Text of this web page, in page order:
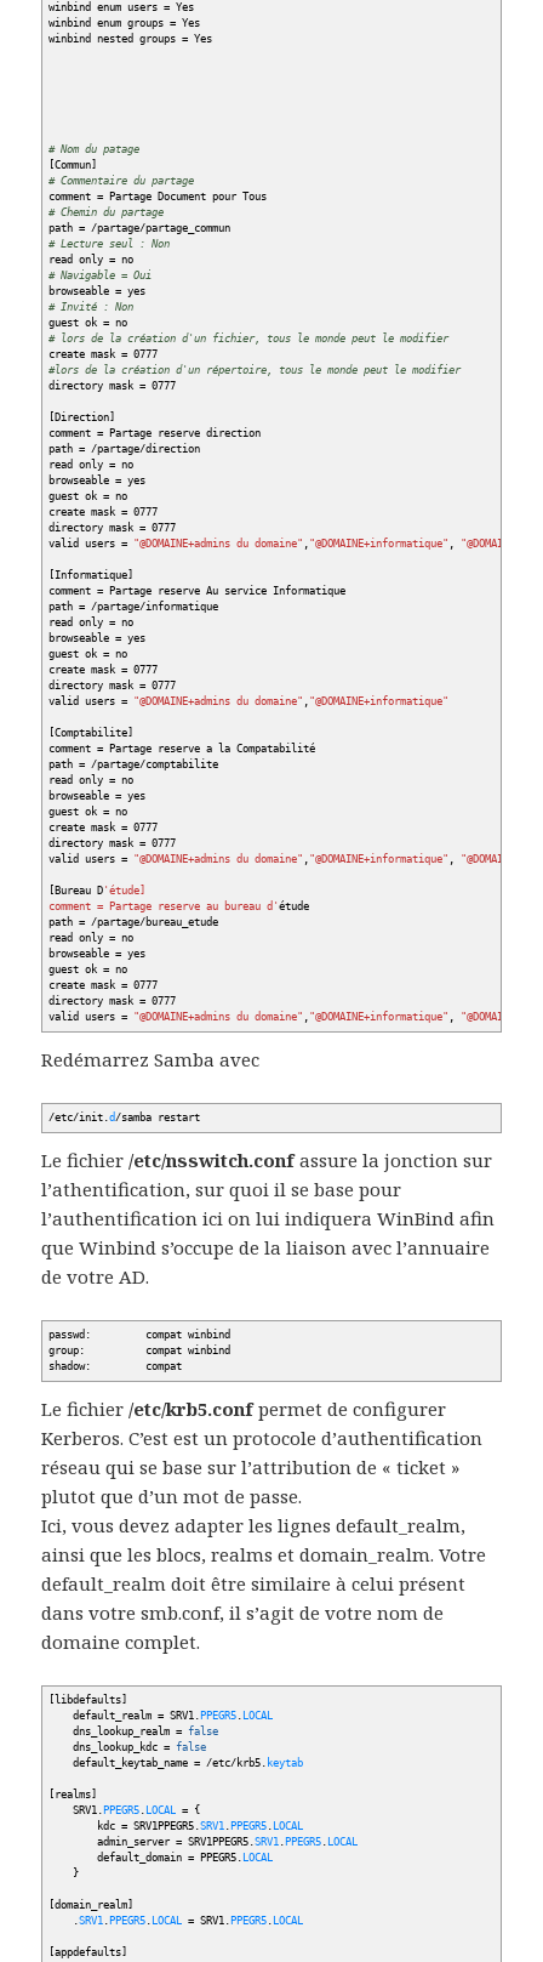
winbind enum users = Yes
winbind enum groups = Yes
winbind nested groups = Yes
# Nom du patage
[Commun]
# Commentaire du partage
comment = Partage Document pour Tous
# Chemin du partage
path =/partage/partage_commun
# Lecture seul : Non
read only = no
# Navigable = Oui
browseable = yes
# Invité : Non
guest ok = no
# lors de la création d'un fichier, tous le monde peut le modifier
create mask = 0777
#lors de la création d'un répertoire, tous le monde peut le modifier
directory mask = 0777
[ Direction]
comment = Partage reserve direction
path =/partage/direction
read only = no
browseable = yes
guest ok = no
create mask = 0777
directory mask = 0777
valid users = "@DOMAINE+admins du domaine" , "@DOMAINE+informatique" ,
[Informatique]
comment = Partage reserve Au service Informatique
path =/partage/informatique
read only = no
browseable = yes
guest ok = no
create mask = 0777
directory mask = 0777
valid users = "@DOMAINE+admins du domaine" , "@DOMAINE+informatique"
[Comptabilite]
comment = Partage reserve a la Compatabilité
path =/partage/comptabilite
read only = no
browseable = yes
guest ok = no
create mask = 0777
directory mask = 0777
valid users = "@DOMAINE+admins du domaine" , "@DOMAINE+informatique" ,
[ Bureau D 'étude]
comment = Partage reserve au bureau d'étude
path =/partage/bureau_etude
read only = no
browseable = yes
guest ok = no
create mask = 0777
directory mask = 0777
valid users = "@DOMAINE+admins du domaine" , "@DOMAINE+informatique" ,
Redémarrez Samba avec
/etc/init.d/samba restart
Le fichier/etc/nsswitch.confassure la jonction sur
l’athentification, sur quoi il se base pour
l’authentification ici on lui indiquera WinBind afin
que Winbind s’occupe de la liaison avec l’annuaire
de votre AD.
passwd: compat winbind
group: compat winbind
shadow: compat
Le fichier/etc/krb5.confpermet de configurer
Kerberos. C’est est un protocole d’authentification
réseau qui se base sur l’attribution de « ticket »
plutot que d’un mot de passe.
Ici, vous devez adapter les lignes default_realm,
ainsi que les blocs, realms et domain_realm. Votre
default_realm doit être similaire à celui présent
dans votre smb.conf, il s’agit de votre nom de
domaine complet.
[ libdefaults]
default_realm = SRV1. PPEGR5 . LOCAL
dns_lookup_realm =false
dns_lookup_kdc =false
default_keytab_name =/etc/krb5. keytab
[ realms]
SRV1. PPEGR5 . LOCAL = {
kdc = SRV1PPEGR5.SRV1 . PPEGR5 . LOCAL
admin_server = SRV1PPEGR5.SRV1 . PPEGR5 . LOCAL
default_domain = PPEGR5. LOCAL
}
[domain_realm]
.SRV1 . PPEGR5 . LOCAL = SRV1. PPEGR5 . LOCAL
[appdefaults]